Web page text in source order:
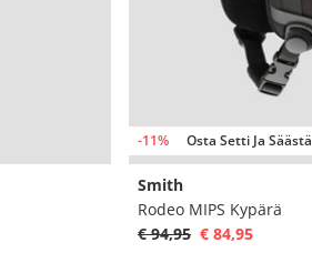
-11% Osta Setti Ja Säästä
Smith
Rodeo MIPS Kypärä
€ 94,95 € 84,95